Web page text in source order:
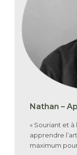
Nathan –
« Souriant et à
apprendre
maximum